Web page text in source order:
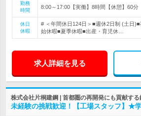
勤務
時間
8:00～17:00【実働】8時間【休憩】60分
休日
休暇
# ＜年間休日124日＞■週休2日制 (土日
始休暇■夏季休暇■出産・育児休…
求人詳細を見る
株式会社片桐建鋼 | 首都圏の再開発にも貢献す
未経験の挑戦歓迎！【工場スタッフ】★